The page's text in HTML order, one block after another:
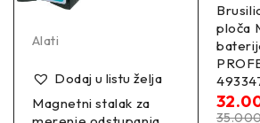
Alati
Dodaj u listu želja
Magnetni stalak za
ploča